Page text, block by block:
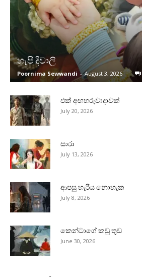
හැපි දිවාලි
Poornima Sewwandi - August 3, 2026
එක් අඟහරුවාදාවක්
July 20, 2026
සාරා
July 13, 2026
ආපසු හැරිය නොහැක
July 8, 2026
කෙන්ටාගේ කඩු තුඩ
June 30, 2026